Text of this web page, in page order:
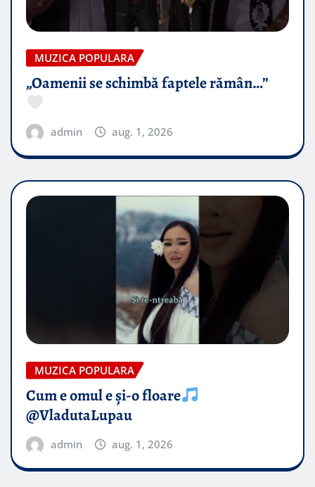
MUZICA POPULARA
„Oamenii se schimbă faptele rămân…”
admin aug. 1, 2026
MUZICA POPULARA
Cum e omul e și-o floare
@VladutaLupau
admin aug. 1, 2026